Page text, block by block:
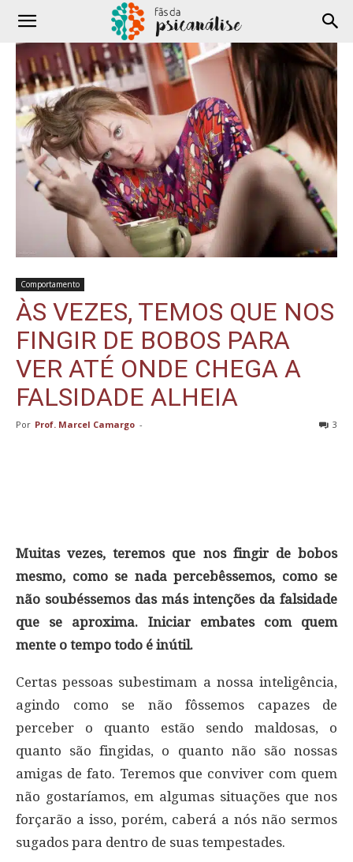
Comportamento
ÀS VEZES, TEMOS QUE NOS
FINGIR DE BOBOS PARA
VER ATÉ ONDE CHEGA A
FALSIDADE ALHEIA
Por Prof. Marcel Camargo - 3
Muitas vezes, teremos que nos fingir de bobos
mesmo, como se nada percebêssemos, como se
não soubéssemos das más intenções da falsidade
que se aproxima. Iniciar embates com quem
mente o tempo todo é inútil.
Certas pessoas subestimam a nossa inteligência,
agindo como se não fôssemos capazes de
perceber o quanto estão sendo maldosas, o
quanto são fingidas, o quanto não são nossas
amigas de fato. Teremos que conviver com quem
não gostaríamos, em algumas situações que nos
forçarão a isso, porém, caberá a nós não sermos
sugados para dentro de suas tempestades.